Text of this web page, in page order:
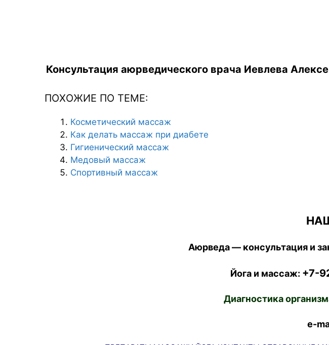
Консультация аюрведического врача Иевлева
ПОХОЖИЕ ПО ТЕМЕ:
Косметический массаж
Как делать массаж при диабете
Гигиенический массаж
Медовый массаж
Спортивный массаж
Аюрведа — консультация и
Йога и массаж: +7-
Диагностика
e-